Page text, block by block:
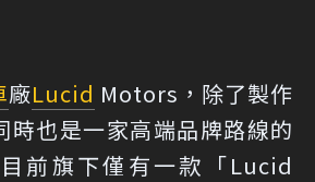
廠Lucid Motors，除了製作
時也是一家高端品牌路線的
前旗下僅有一款「Lucid